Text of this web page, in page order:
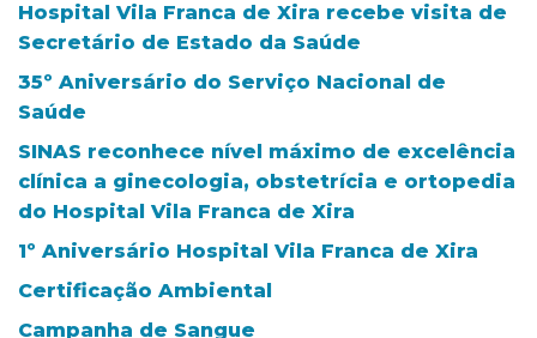
Hospital Vila Franca de Xira recebe visita de
Secretário de Estado da Saúde
35º Aniversário do Serviço Nacional de
Saúde
SINAS reconhece nível máximo de excelência
clínica a ginecologia, obstetrícia e ortopedia
do Hospital Vila Franca de Xira
1º Aniversário Hospital Vila Franca de Xira
Certificação Ambiental
Campanha de Sangue